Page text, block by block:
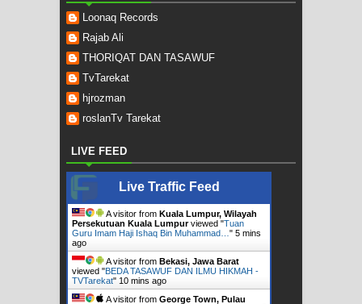
Loonaq Records
Rajab Ali
THORIQAT DAN TASAWUF
TvTarekat
hjrozman
roslanTv Tarekat
LIVE FEED
Live Traffic Feed
A visitor from Kuala Lumpur, Wilayah
Persekutuan Kuala Lumpurviewed "Tuan
Guru Imam Haji Ishaq Bin Muhammad… " 5 mins
ago
A visitor from Bekasi, Jawa Barat
viewed "BEDA TASAWUF DAN ILMU HIKMAH -
TVTarekat" 10 mins ago
A visitor from George Town, Pulau